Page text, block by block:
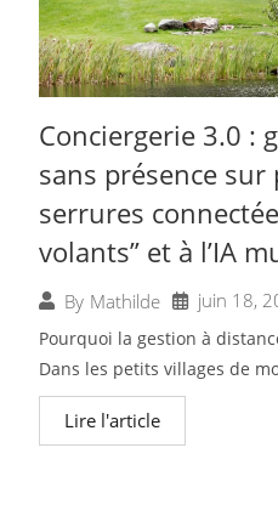
Conciergerie 3.0 :
sans présence sur
serrures
volants” et à l’IA
By Mathilde juin 18,
Pourquoi la gestion à
Dans les petits villages de
Lire l'article